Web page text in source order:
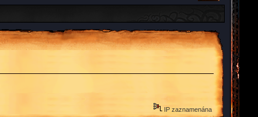
IP zaznamenána